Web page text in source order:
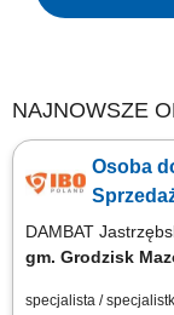
NAJNOWSZE
Osoba
DAMBAT
gm. Grodzisk
specjalista /